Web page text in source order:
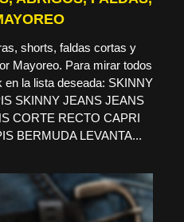
shorts, faldas cortas y
Mayoreo. Para mirar todos
la lista deseada: SKINNY
SKINNY JEANS JEANS
CORTE RECTO CAPRI
BERMUDA LEVANTA...